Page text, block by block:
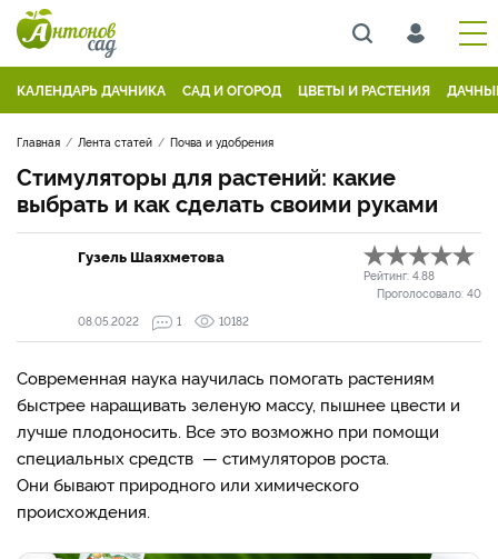
КАЛЕНДАРЬ ДАЧНИКА САД И ОГОРОД ЦВЕТЫ И РАСТЕНИЯ
Главная Лента статей Почва и удобрения
Стимуляторы для растений: какие
выбрать и как сделать своими руками
Гузель Шаяхметова
Рейтинг: 4.88
Проголосовало: 40
08.05.2022
1 10182
Современная наука научилась помогать растениям
быстрее наращивать зеленую массу, пышнее цвести и
лучше плодоносить. Все это возможно при помощи
специальных средств — стимуляторов роста.
Они бывают природного или химического
происхождения.